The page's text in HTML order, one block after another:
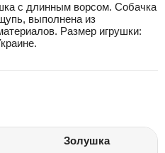
с длинным ворсом. Собачка
выполнена из
Размер игрушки:
Золушка